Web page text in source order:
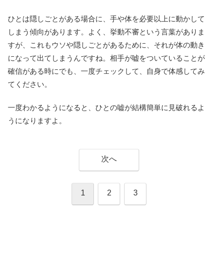
ひとは隠しごとがある場合に、手や体を必要以上に動かして
しまう傾向があります。よく、挙動不審という言葉がありま
すが、これもウソや隠しごとがあるために、それが体の動き
になって出てしまうんですね。相手が嘘をついていることが
確信がある時にでも、一度チェックして、自身で体感してみ
てください。
一度わかるようになると、ひとの嘘が結構簡単に見破れるよ
うになりますよ。
次へ
1 2 3